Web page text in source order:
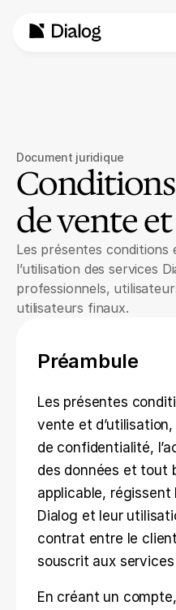
Document juridique
de vente
Les présentes conditions
l’utilisation des services
professionnels,
utilisateurs finaux.
Préambule
Les présentes
vente et
de confidentialité,
des données et tout
applicable, régissent
Dialog et leur
contrat entre le
souscrit aux
En créant un